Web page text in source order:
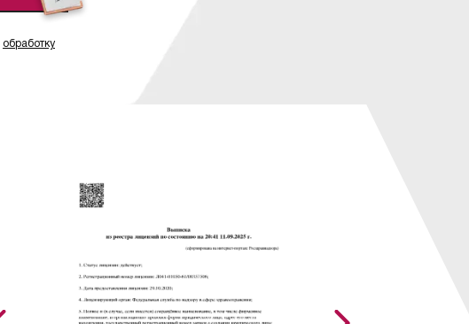
обработку